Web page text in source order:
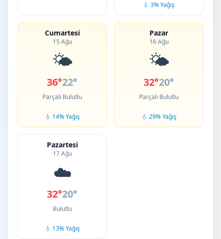
💧 3% Yağış
Cumartesi
15 Ağu
🌤️
36°22°
Parçalı Bulutlu
💧 14% Yağış
Pazar
16 Ağu
🌤️
32°20°
Parçalı Bulutlu
💧 29% Yağış
Pazartesi
17 Ağu
☁️
32°20°
Bulutlu
💧 13% Yağış